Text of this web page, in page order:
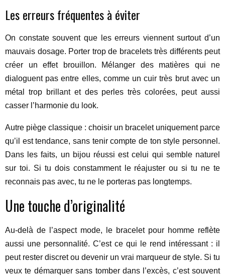
Les erreurs fréquentes à éviter
On constate souvent que les erreurs viennent surtout d’un
mauvais dosage. Porter trop de bracelets très différents peut
créer un effet brouillon. Mélanger des matières qui ne
dialoguent pas entre elles, comme un cuir très brut avec un
métal trop brillant et des perles très colorées, peut aussi
casser l’harmonie du look.
Autre piège classique : choisir un bracelet uniquement parce
qu’il est tendance, sans tenir compte de ton style personnel.
Dans les faits, un bijou réussi est celui qui semble naturel
sur toi. Si tu dois constamment le réajuster ou si tu ne te
reconnais pas avec, tu ne le porteras pas longtemps.
Une touche d’originalité
Au-delà de l’aspect mode, le bracelet pour homme reflète
aussi une personnalité. C’est ce qui le rend intéressant : il
peut rester discret ou devenir un vrai marqueur de style. Si tu
veux te démarquer sans tomber dans l’excès, c’est souvent